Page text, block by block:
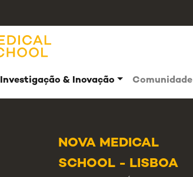
Investigação & Inovação Comunidade
NOVA MEDICAL
SCHOOL - LISBOA